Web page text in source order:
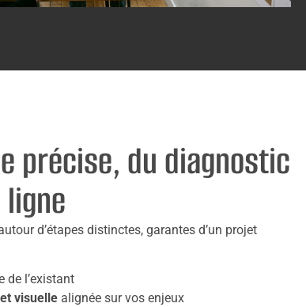
précise, du diagnostic
d’étapes distinctes, garantes d’un projet
de l’existant
visuelle alignée sur vos enjeux